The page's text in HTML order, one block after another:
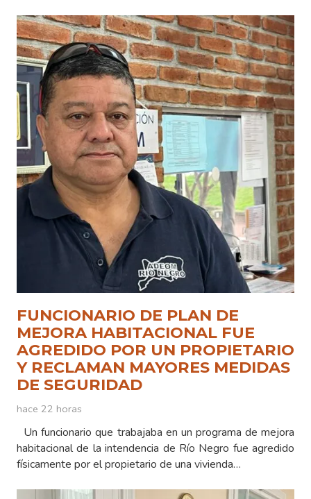
FUNCIONARIO DE PLAN DE
MEJORA HABITACIONAL FUE
AGREDIDO POR UN PROPIETARIO
Y RECLAMAN MAYORES MEDIDAS
DE SEGURIDAD
hace 22 horas
Un funcionario que trabajaba en un programa de mejora
habitacional de la intendencia de Río Negro fue agredido
físicamente por el propietario de una vivienda…